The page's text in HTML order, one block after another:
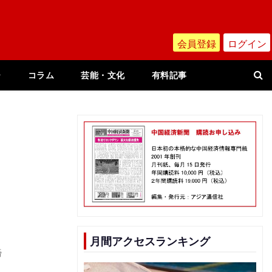
会員登録 ログイン
コラム 芸能・文化 有料記事
月間アクセスランキング